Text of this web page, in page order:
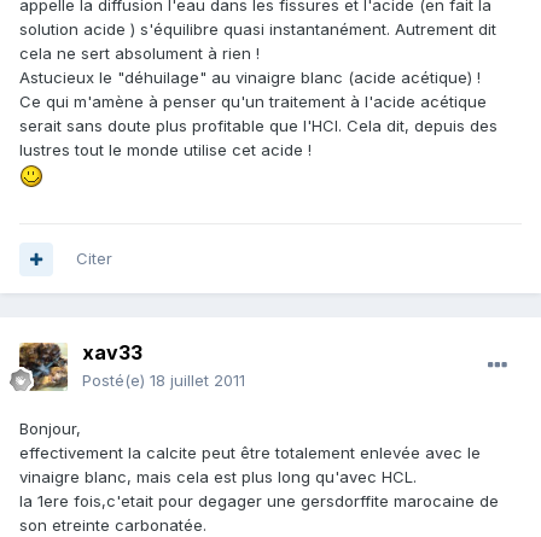
appelle la diffusion l'eau dans les fissures et l'acide (en fait la
solution acide ) s'équilibre quasi instantanément. Autrement dit
cela ne sert absolument à rien !
Astucieux le "déhuilage" au vinaigre blanc (acide acétique) !
Ce qui m'amène à penser qu'un traitement à l'acide acétique
serait sans doute plus profitable que l'HCl. Cela dit, depuis des
lustres tout le monde utilise cet acide !
Citer
xav33
Posté(e) 18 juillet 2011
Bonjour,
effectivement la calcite peut être totalement enlevée avec le
vinaigre blanc, mais cela est plus long qu'avec HCL.
la 1ere fois,c'etait pour degager une gersdorffite marocaine de
son etreinte carbonatée.